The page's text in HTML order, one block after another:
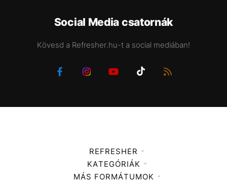
Social Media csatornák
Kövesd a Refresher.hu-t a social mediában!
REFRESHER
Médiaajánlat
KATEGÓRIÁK
Zene
MÁS FORMÁTUMOK